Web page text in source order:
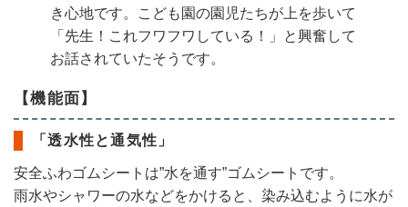
き心地です。こども園の園児たちが上を歩いて
「先生！これフワフワしている！」と興奮して
お話されていたそうです。
【機能面】
「透水性と通気性」
安全ふわゴムシートは”水を通す”ゴムシートです。
雨水やシャワーの水などをかけると、染み込むように水が